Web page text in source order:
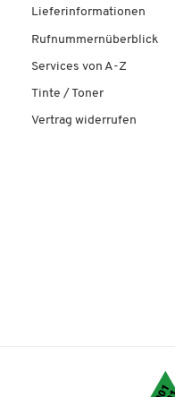
Lieferinformationen
Rufnummernüberblick
Services von A-Z
Tinte / Toner
Vertrag widerrufen